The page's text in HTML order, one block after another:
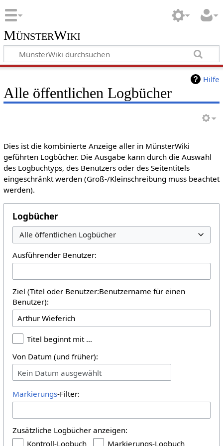
MünsterWiki
Hilfe
Alle öffentlichen Logbücher
Dies ist die kombinierte Anzeige aller in MünsterWiki
geführten Logbücher. Die Ausgabe kann durch die Auswahl
des Logbuchtyps, des Benutzers oder des Seitentitels
eingeschränkt werden (Groß-/Kleinschreibung muss beachtet
werden).
Logbücher
Alle öffentlichen Logbücher
Ausführender Benutzer:
Ziel (Titel oder Benutzer:Benutzername für einen
Benutzer):
Titel beginnt mit …
Von Datum (und früher):
Kein Datum ausgewählt
Markierungs-Filter:
Zusätzliche Logbücher anzeigen:
Kontroll-Logbuch
Markierungs-Logbuch